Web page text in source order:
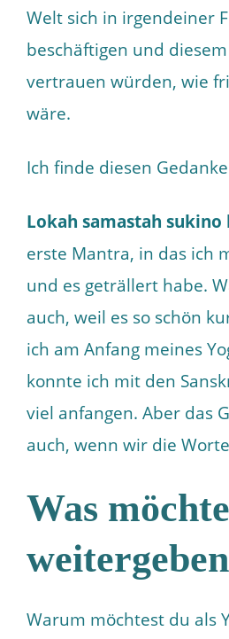
Welt sich in irgendeiner
beschäftigen und
vertrauen würden, wie
wäre.
Ich finde diesen
Lokah samastah sukino
erste Mantra, in das ich
und es geträllert habe.
auch, weil es so schön
ich am Anfang meines
konnte ich mit den
viel anfangen. Aber das
auch, wenn wir die
Was
Warum möchtest du als